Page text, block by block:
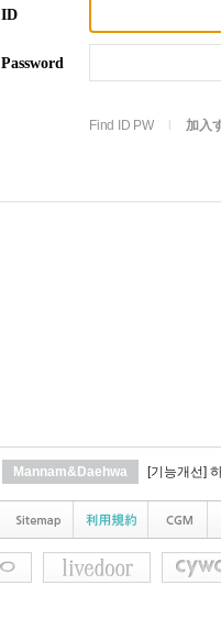
ID
Password
Find ID PW 加入
Mannam&Daehwa [기능개선]